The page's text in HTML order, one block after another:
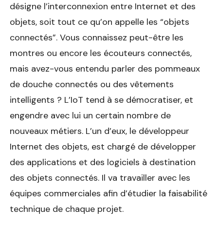
désigne l’interconnexion entre Internet et des
objets, soit tout ce qu’on appelle les “objets
connectés”. Vous connaissez peut-être les
montres ou encore les écouteurs connectés,
mais avez-vous entendu parler des pommeaux
de douche connectés ou des vêtements
intelligents ? L’IoT tend à se démocratiser, et
engendre avec lui un certain nombre de
nouveaux métiers. L’un d’eux, le développeur
Internet des objets, est chargé de développer
des applications et des logiciels à destination
des objets connectés. Il va travailler avec les
équipes commerciales afin d’étudier la faisabilité
technique de chaque projet.